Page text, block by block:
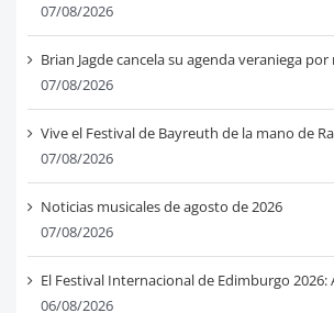
07/08/2026
Brian Jagde cancela su agenda veraniega
07/08/2026
Vive el Festival de Bayreuth de la mano de
07/08/2026
Noticias musicales de agosto de 2026
07/08/2026
El Festival Internacional de Edimburgo 2026:
06/08/2026